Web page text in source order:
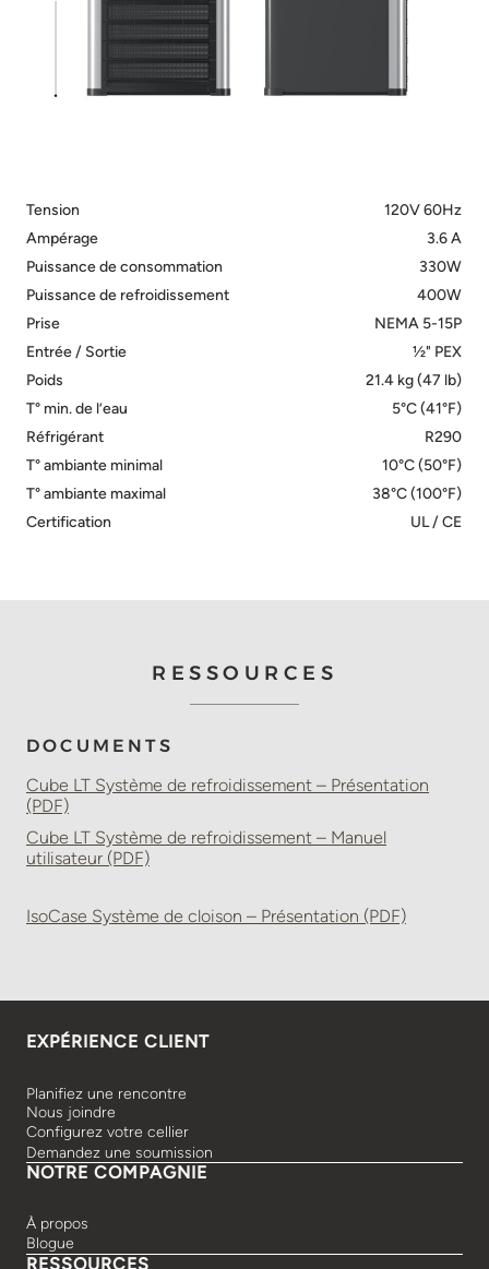
Tension
120V 60Hz
Ampérage
3.6 A
Puissance de consommation
330W
Puissance de refroidissement
400W
Prise
NEMA 5-15P
Entrée / Sortie
½" PEX
Poids
21.4 kg (47 lb)
T° min. de l’eau
5°C (41°F)
Réfrigérant
R290
T° ambiante minimal
10°C (50°F)
T° ambiante maximal
38°C (100°F)
Certification
UL / CE
RESSOURCES
DOCUMENTS
Cube LT Système de refroidissement – Présentation
(PDF)
Cube LT Système de refroidissement – Manuel
utilisateur (PDF)
IsoCase Système de cloison – Présentation (PDF)
EXPÉRIENCE CLIENT
Planifiez une rencontre
Nous joindre
Configurez votre cellier
Demandez une soumission
NOTRE COMPAGNIE
À propos
Blogue
RESSOURCES